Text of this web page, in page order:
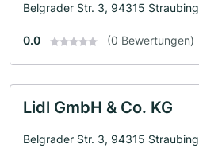
Belgrader Str. 3, 94315 Straubing
0.0 (0 Bewertungen)
Lidl GmbH & Co. KG
Belgrader Str. 3, 94315 Straubing